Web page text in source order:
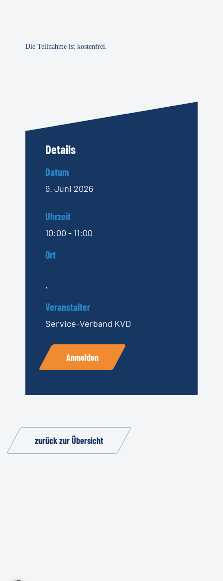
Die Teilnahme ist kostenfrei.
Details
Datum
9. Juni 2026
Uhrzeit
10:00 - 11:00
Ort
,
Veranstalter
Service-Verband KVD
Anmelden
zurück zur Übersicht